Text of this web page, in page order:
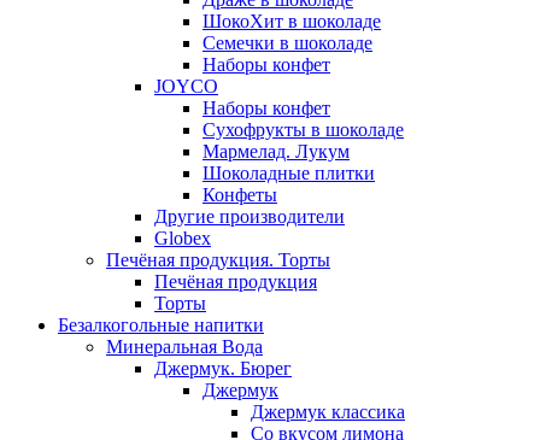
ШокоХит в шоколаде
Семечки в шоколаде
Наборы конфет
JOYCO
Наборы конфет
Сухофрукты в шоколаде
Мармелад. Лукум
Шоколадные плитки
Конфеты
Другие производители
Globex
Печёная продукция. Торты
Печёная продукция
Торты
Безалкогольные напитки
Минеральная Вода
Джермук. Бюрег
Джермук
Джермук классика
Со вкусом лимона